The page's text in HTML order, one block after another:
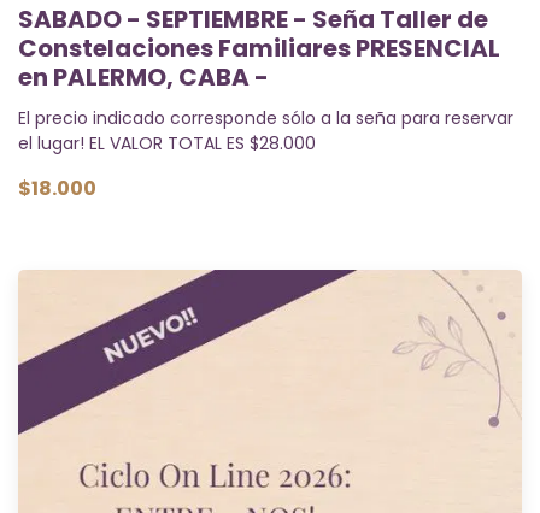
SABADO - SEPTIEMBRE - Seña Taller de
Constelaciones Familiares PRESENCIAL
en PALERMO, CABA -
El precio indicado corresponde sólo a la seña para reservar
el lugar! EL VALOR TOTAL ES $28.000
$18.000